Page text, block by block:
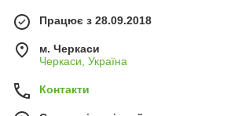
Працює з 28.09.2018
м. Черкаси
Черкаси, Україна
Контакти